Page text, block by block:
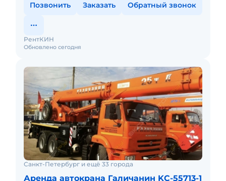
Позвонить Заказать Обратный звонок
Обновлено сегодня
РентКИН
Санкт-Петербург и ещё 33 города
Аренда автокрана Галичанин KC-55713-1